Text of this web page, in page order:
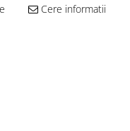
Cere informatii